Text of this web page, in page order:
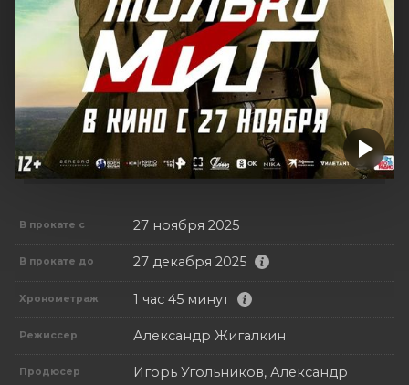
В прокате с 27 ноября 2025
В прокате до 27 декабря 2025
Хронометраж 1 час 45 минут
Режиссер Александр Жигалкин
Продюсер
Игорь Угольников, Александр